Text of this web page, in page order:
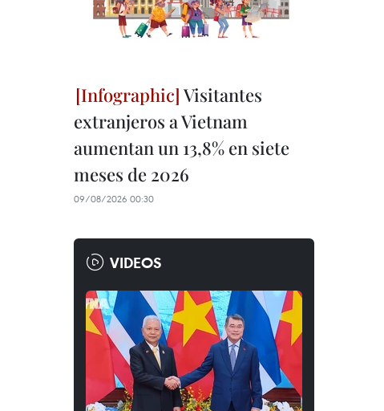
Visitantes
extranjeros a Vietnam
aumentan un 13,8% en siete
meses de 2026
09/08/2026 00:30
VIDEOS